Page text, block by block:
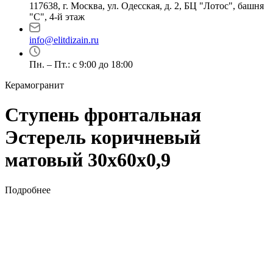
117638, г. Москва, ул. Одесская, д. 2, БЦ "Лотос", башня
"С", 4-й этаж
info@elitdizain.ru
Пн. – Пт.: с 9:00 до 18:00
Керамогранит
Ступень фронтальная
Эстерель коричневый
матовый 30х60х0,9
Подробнее